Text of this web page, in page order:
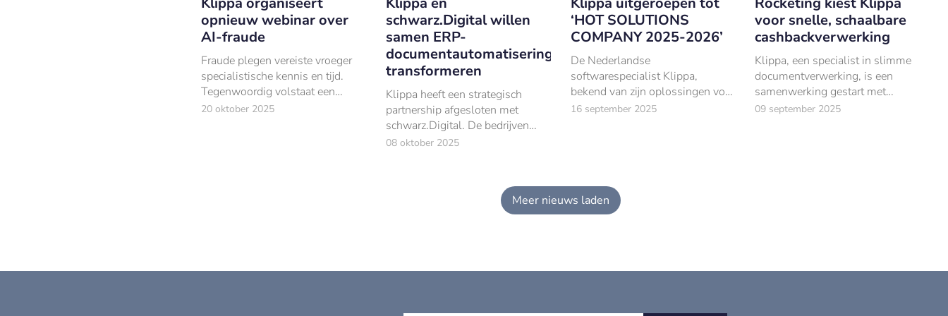
opnieuw webinar over
AI-fraude
Fraude plegen vereiste vroeger
specialistische kennis en tijd.
Tegenwoordig volstaat een
simpele prompt.
20 oktober 2025
schwarz.Digital willen
samen ERP-
documentautomatisering
transformeren
Klippa heeft een strategisch
partnership afgesloten met
schwarz.Digital. De bedrijven
willen samen de nieuwste
middelgrote ondernemingen
08 oktober 2025
‘HOT SOLUTIONS
COMPANY 2025-2026’
De Nederlandse
softwarespecialist Klippa,
bekend van zijn oplossingen voor
intelligente documentverwerking
16 september 2025
voor snelle, schaalbare
cashbackverwerking
Klippa, een specialist in slimme
documentverwerking, is een
samenwerking gestart met
Rocketing.
09 september 2025
Meer nieuws laden